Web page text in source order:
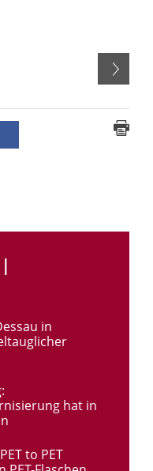
|
in
hat in
to PET